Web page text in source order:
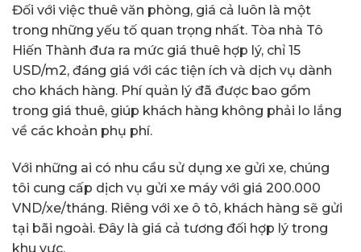
Đối với việc thuê văn phòng, giá cả luôn là một
trong những yếu tố quan trọng nhất. Tòa nhà Tô
Hiến Thành đưa ra mức giá thuê hợp lý, chỉ 15
USD/m2, đáng giá với các tiện ích và dịch vụ dành
cho khách hàng. Phí quản lý đã được bao gồm
trong giá thuê, giúp khách hàng không phải lo lắng
về các khoản phụ phí.
Với những ai có nhu cầu sử dụng xe gửi xe, chúng
tôi cung cấp dịch vụ gửi xe máy với giá 200.000
VND/xe/tháng. Riêng với xe ô tô, khách hàng sẽ gửi
tại bãi ngoài. Đây là giá cả tương đối hợp lý trong
khu vực.